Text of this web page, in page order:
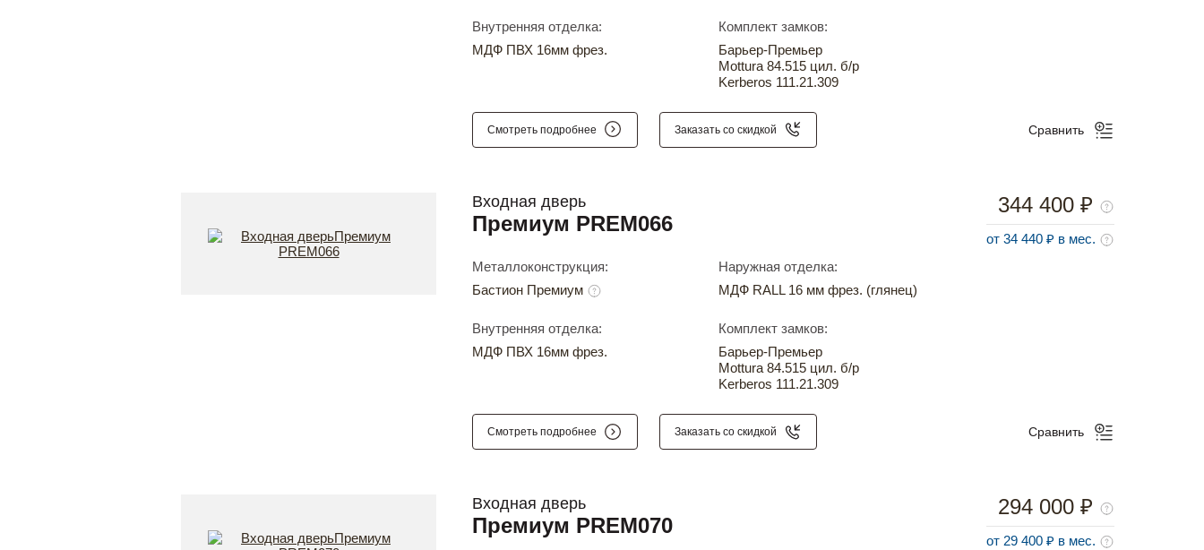
Внутренняя отделка:
МДФ ПВХ 16мм фрез.
Комплект замков:
Барьер-Премьер
Mottura 84.515 цил. б/р
Kerberos 111.21.309
Смотреть подробнее Заказать со скидкой Сравнить
Входная дверь
Премиум PREM066
Металлоконструкция:
Бастион Премиум
Наружная отделка:
МДФ RALL 16 мм фрез. (глянец)
Внутренняя отделка:
МДФ ПВХ 16мм фрез.
Комплект замков:
Барьер-Премьер
Mottura 84.515 цил. б/р
Kerberos 111.21.309
344 400 ₽
от 34 440 ₽ в мес.
Смотреть подробнее Заказать со скидкой Сравнить
Входная дверь
Премиум PREM070
294 000 ₽
от 29 400 ₽ в мес.